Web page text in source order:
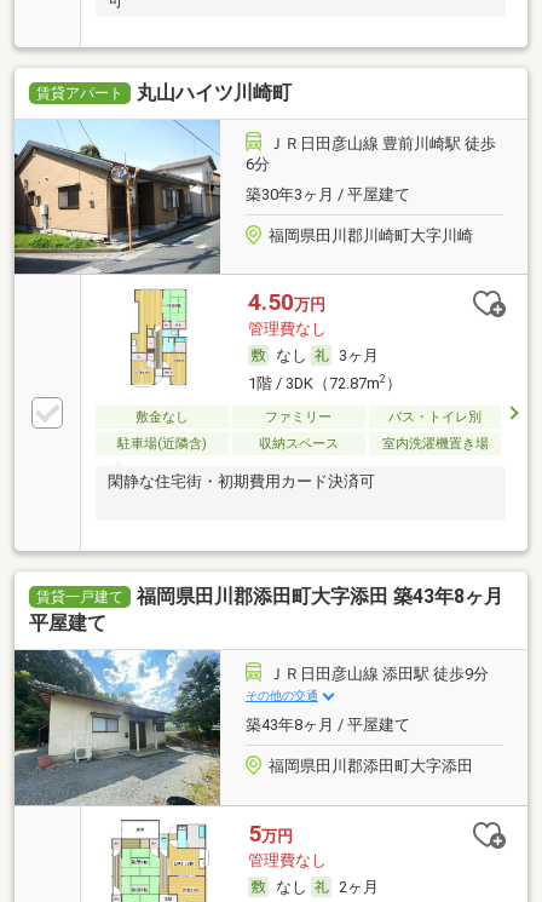
賃貸アパート 丸山ハイツ川崎町
ＪＲ日田彦山線 豊前川崎駅 徒歩
6分
築30年3ヶ月 / 平屋建て
福岡県田川郡川崎町大字川崎
4.50万円
管理費なし
なし
3ヶ月
1階 / 3DK（72.87m2）
敷金なし ファミリー
バス・トイレ別
駐車場(近隣含)
収納スペース 室内洗濯機置き場
閑静な住宅街・初期費用カード決済可
賃貸一戸建て
福岡県田川郡添田町大字添田 築43年8ヶ月
平屋建て
ＪＲ日田彦山線 添田駅 徒歩9分
その他の交通
築43年8ヶ月 / 平屋建て
福岡県田川郡添田町大字添田
5万円
管理費なし
なし
2ヶ月